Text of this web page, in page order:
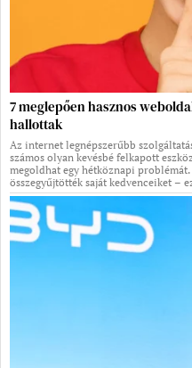
7 meglepően hasznos
hallottak
Az internet legnépszerűbb
számos olyan kevésbé felkapott
megoldhat egy hétköznapi
összegyűjtötték saját kedvenceiket –